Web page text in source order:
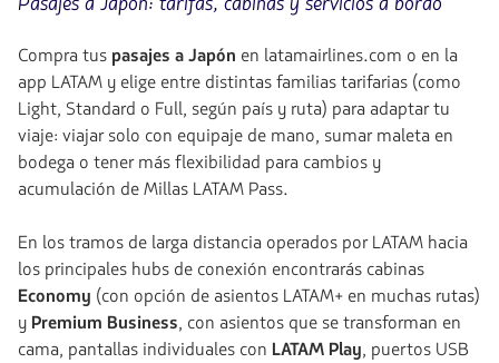
Compra tus pasajes a Japón en latamairlines.com o en la
app LATAM y elige entre distintas familias tarifarias (como
Light, Standard o Full, según país y ruta) para adaptar tu
viaje: viajar solo con equipaje de mano, sumar maleta en
bodega o tener más flexibilidad para cambios y
acumulación de Millas LATAM Pass.
En los tramos de larga distancia operados por LATAM hacia
los principales hubs de conexión encontrarás cabinas
Economy (con opción de asientos LATAM+ en muchas rutas)
y Premium Business, con asientos que se transforman en
cama, pantallas individuales con LATAM Play, puertos USB